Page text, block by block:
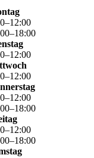
–12:00
00–18:00
–12:00
–12:00
–12:00
00–18:00
–12:00
00–18:00